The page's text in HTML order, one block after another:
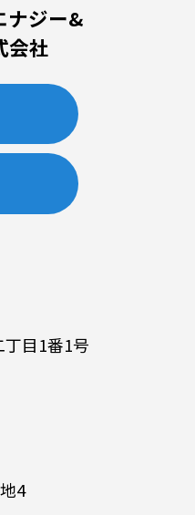
目1番1号
4
ナジー&
会社